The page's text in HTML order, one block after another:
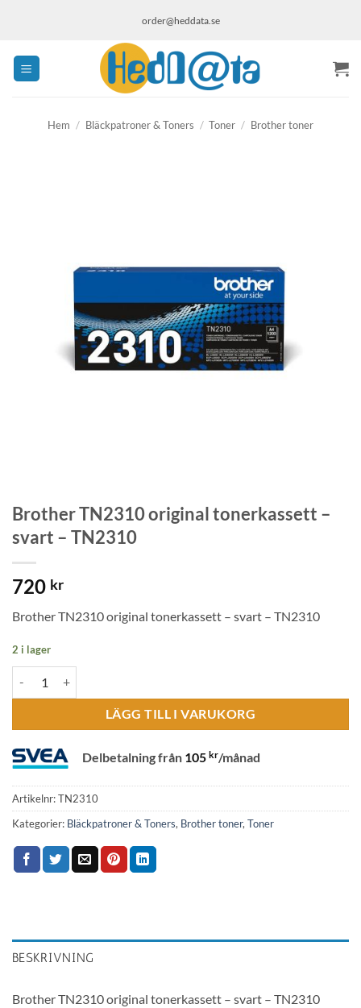
order@heddata.se
Hem / Bläckpatroner & Toners / Toner / Brother toner
Brother TN2310 original tonerkassett –
svart – TN2310
720 kr
Brother TN2310 original tonerkassett – svart – TN2310
2 i lager
LÄGG TILL I VARUKORG
Delbetalning från 105 kr/månad
Artikelnr:TN2310
Kategorier: Bläckpatroner & Toners, Brother toner, Toner
BESKRIVNING
Brother TN2310 original tonerkassett – svart – TN2310